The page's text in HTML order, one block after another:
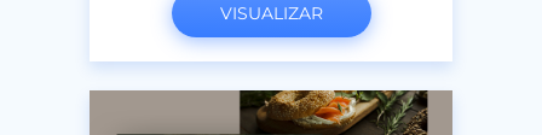
VISUALIZAR